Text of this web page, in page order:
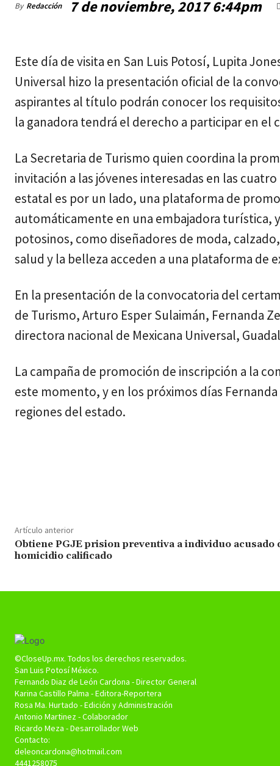
By Redacción 7 de noviembre, 2017 6:44pm
Este día de visita en San Luis Potosí, Lupita
Universal hizo la presentación oficial de la
aspirantes al título podrán conocer los
la ganadora tendrá el derecho a participar en el
La Secretaria de Turismo quien coordina la
invitación a las jóvenes interesadas en las
estatal es por un lado, una plataforma de
automáticamente en una embajadora
potosinos, como diseñadores de moda,
salud y la belleza acceden a una plataforma de
En la presentación de la convocatoria del
de Turismo, Arturo Esper Sulaimán, Fernanda
directora nacional de Mexicana Universal,
La campaña de promoción de inscripción a la
este momento, y en los próximos días
regiones del estado.
Artículo anterior
Obtiene PGJE prision preventiva a individuo acusado
homicidio calificado
©CloseUp.mx. Todos los derechos reservados.
San Luis Potosí México.
Fernando Diaz de León Cardona - Director General
Karina Castillo Palma - Editora-Reportera
Rosa Ma. Hurtado - Edición y Administración
Antonio Martinez - Colaborador
Ricardo Meza - Desarrollador Web
Contacto:
deleoncardona@hotmail.com
4441258075